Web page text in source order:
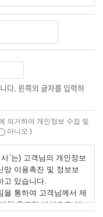
다. 왼쪽의 글자를 입력하
의거하여 개인정보 수집 및
아니오 )